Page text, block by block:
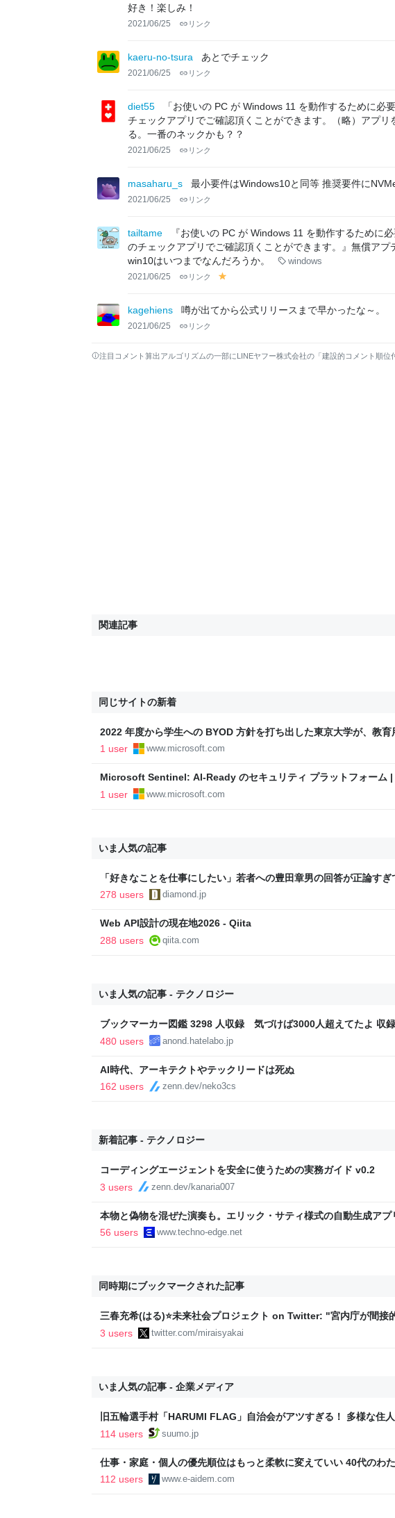
好き！楽しみ！
2021/06/25 リンク
kaeru-no-tsura あとでチェック
2021/06/25 リンク
diet55
「お使いの PC が Windows 11 を動作するために必
チェックアプリでご確認頂くことができます。（略）アプ
る。一番のネックかも？？
2021/06/25 リンク
masaharu_s 最小要件はWindows10と同等 推奨要件に
2021/06/25 リンク
tailtame
『お使いの PC が Windows 11 を動作するために
のチェックアプリでご確認頂くことができます。』無償ア
win10はいつまでなんだろうか。
windows
2021/06/25 リンク
lo
kagehiens 噂が出てから公式リリースまで早かったな～。
2021/06/25 リンク
注目コメント算出アルゴリズムの一部にLINEヤフー株式会社の「建設的コメント順位
関連記事
同じサイトの新着
2022 年度から学生への BYOD 方針を打ち出した東京大学が、教育
境更新の一環で、授業利用のための Windows 365 Flex 共有モード
Microsoft Customer Stories
1 user www.microsoft.com
Microsoft Sentinel: AI-Ready のセキュリティ プラットフォーム
Security
1 user www.microsoft.com
いま人気の記事
「好きなことを仕事にしたい」若者への豊田章男の回答が正論すぎ
音も出なかった
278 users diamond.jp
Web API設計の現在地2026 - Qiita
288 users
qiita.com
いま人気の記事 - テクノロジー
ブックマーカー図鑑 3298 人収録 気づけば3000人超えてたよ 収
480 users
anond.hatelabo.jp
AI時代、アーキテクトやテックリードは死ぬ
162 users
zenn.dev/neko3cs
新着記事 - テクノロジー
コーディングエージェントを安全に使うための実務ガイド v0.2
3 users
zenn.dev/kanaria007
本物と偽物を混ぜた演奏も。エリック・サティ様式の自動生成アプ
ティ機関」をClaude Codeで作って公開した（CloseBox） | テク
56 users www.techno-edge.net
同時期にブックマークされた記事
三春充希(はる)⭐未来社会プロジェクト on Twitter: "宮内庁が間接
れ、天皇が新型コロナの感染拡大を懸念しているという表明を行っ
いて。これは裏を返せば、宮内庁が同様にして五輪推進の表明を行
3 users twitter.com/miraisyakai
いま人気の記事 - 企業メディア
旧五輪選手村「HARUMI FLAG」自治会がアツすぎる！ 多様な住
ルで挑む、盆踊り2万人集客や交通改善など“街の価値向上”戦略 東
114 users suumo.jp
仕事・家庭・個人の優先順位はもっと柔軟に変えていい 40代のわ
後の自分に伝えたいこと - りっすん by イーアイデム
112 users www.e-aidem.com